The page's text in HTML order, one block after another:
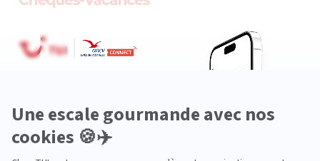
Plongée
Premium